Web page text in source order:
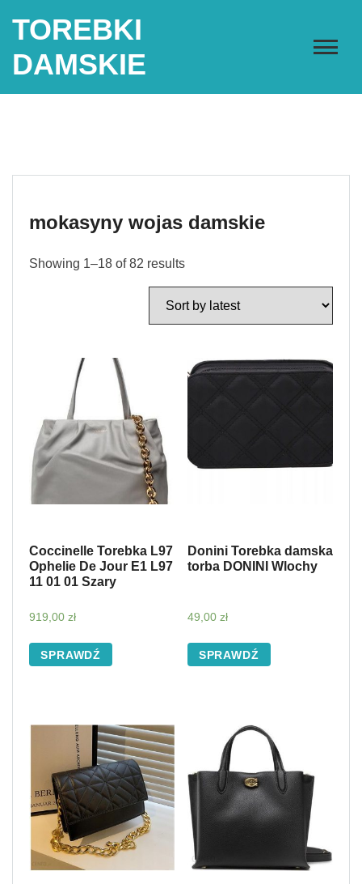
TOREBKI
DAMSKIE
mokasyny wojas damskie
Showing 1–18 of 82 results
Coccinelle Torebka L97
Ophelie De Jour E1 L97
11 01 01 Szary
919,00 zł
SPRAWDŹ
Donini Torebka damska
torba DONINI Wlochy
49,00 zł
SPRAWDŹ